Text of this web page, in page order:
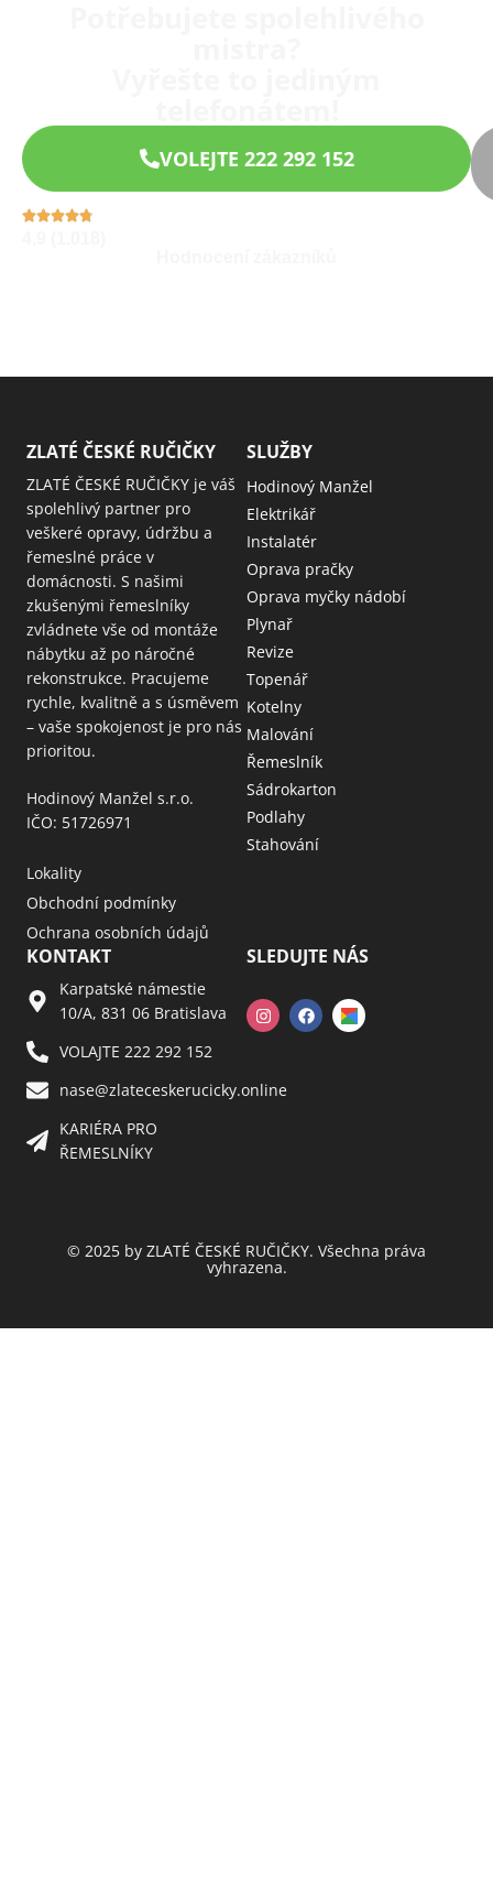
VOLEJTE 222 292 152
ZLATÉ ČESKÉ RUČIČKY
ZLATÉ ČESKÉ RUČIČKY je váš
spolehlivý partner pro
veškeré opravy, údržbu a
řemeslné práce v
domácnosti. S našimi
zkušenými řemeslníky
zvládnete vše od montáže
nábytku až po náročné
rekonstrukce. Pracujeme
rychle, kvalitně a s úsměvem
– vaše spokojenost je pro nás
prioritou.
Hodinový Manžel s.r.o.
IČO: 51726971
Lokality
Obchodní podmínky
Ochrana osobních údajů
SLUŽBY
Hodinový Manžel
Elektrikář
Instalatér
Oprava pračky
Oprava myčky nádobí
Plynař
Revize
Topenář
Kotelny
Malování
Řemeslník
Sádrokarton
Podlahy
Stahování
KONTAKT
Karpatské námestie
10/A, 831 06 Bratislava
VOLAJTE 222 292 152
nase@zlateceskerucicky.online
KARIÉRA PRO
ŘEMESLNÍKY
SLEDUJTE NÁS
© 2025 by ZLATÉ ČESKÉ RUČIČKY. Všechna práva
vyhrazena.